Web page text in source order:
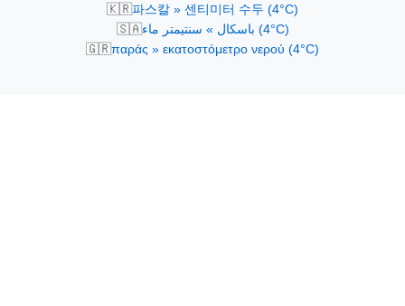
🇰🇷파스칼 » 센티미터 수두 (4°C)
🇸🇦 باسكال » سنتيمتر ماء (4°C)
🇬🇷παράς » εκατοστόμετρο νερού (4°C)